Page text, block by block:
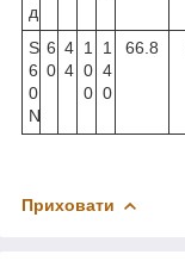
д
S
6
0
N
6
0
4
4
1
0
0
1
4
0
66.8
Приховати